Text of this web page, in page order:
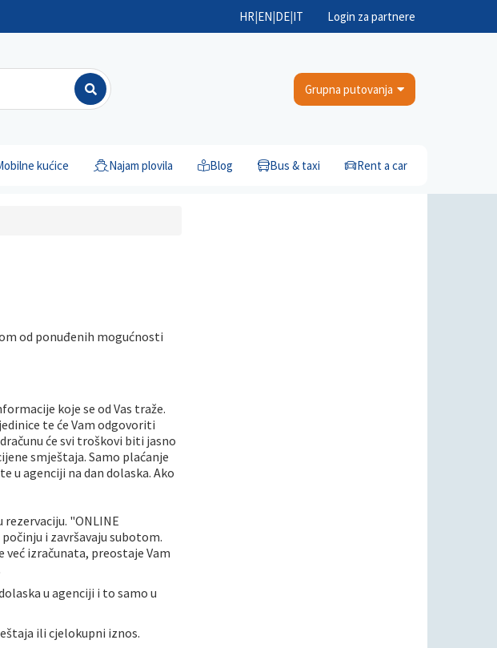
HR|EN|DE|IT Login za partnere
Grupna putovanja
kućice Najam plovila Blog Bus & taxi Rent a car
od ponuđenih mogućnosti
koje se od Vas traže.
te će Vam odgovoriti
će svi troškovi biti jasno
smještaja. Samo plaćanje
u agenciji na dan dolaska. Ako
"ONLINE
i završavaju subotom.
već izračunata, preostaje Vam
u agenciji i to samo u
ili cjelokupni iznos.